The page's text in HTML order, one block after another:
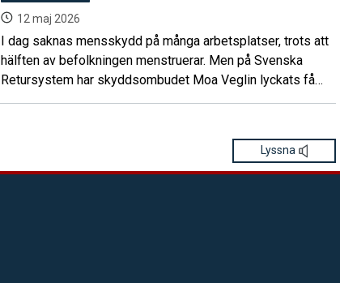
12 maj 2026
I dag saknas mensskydd på många arbetsplatser, trots att
hälften av befolkningen menstruerar. Men på Svenska
Retursystem har skyddsombudet Moa Veglin lyckats få
avdelning tog tag i det med en gång, berättar hon.
Lyssna